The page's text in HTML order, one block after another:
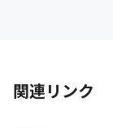
関連リンク